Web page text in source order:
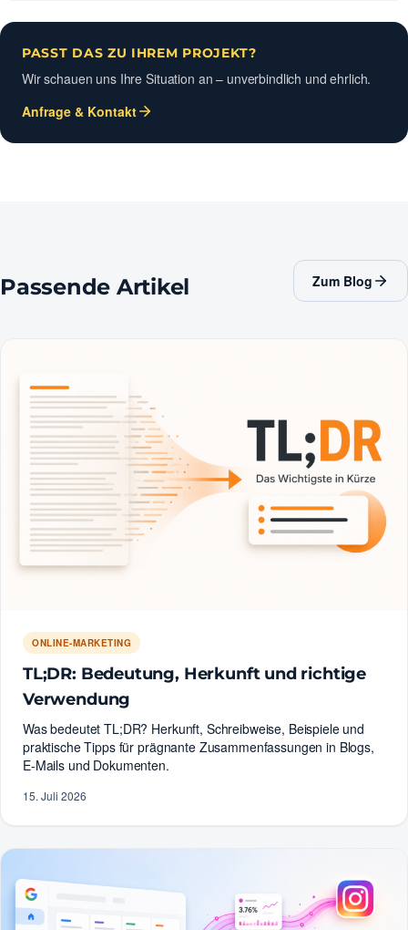
PASST DAS ZU IHREM PROJEKT?
Wir schauen uns Ihre Situation an – unverbindlich und ehrlich.
Anfrage & Kontakt
Passende Artikel Zum Blog
ONLINE-MARKETING
TL;DR: Bedeutung, Herkunft und richtige
Verwendung
Was bedeutet TL;DR? Herkunft, Schreibweise, Beispiele und
praktische Tipps für prägnante Zusammenfassungen in Blogs,
E-Mails und Dokumenten.
15. Juli 2026